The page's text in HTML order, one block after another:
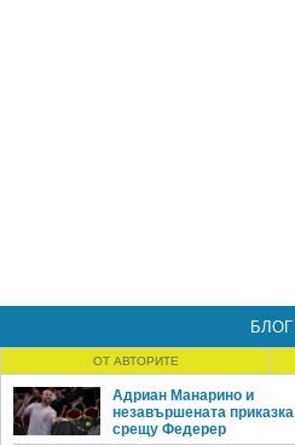
БЛОГ
ОТ АВТОРИТЕ
Адриан Манарино и
незавършената приказка
срещу Федерер